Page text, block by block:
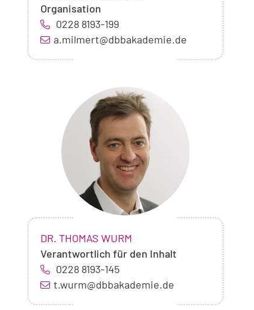
Organisation
0228 8193-199
a.milmert@dbbakademie.de
Foto
von
Dr.
Thomas
Wurm
NAME:
DR. THOMAS WURM
Verantwortlich für den Inhalt
0228 8193-145
t.wurm@dbbakademie.de